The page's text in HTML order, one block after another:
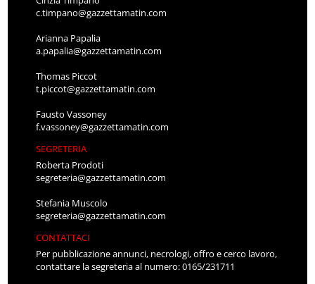
c.timpano@gazzettamatin.com
Arianna Papalia
a.papalia@gazzettamatin.com
Thomas Piccot
t.piccot@gazzettamatin.com
Fausto Vassoney
f.vassoney@gazzettamatin.com
SEGRETERIA
Roberta Prodoti
segreteria@gazzettamatin.com
Stefania Muscolo
segreteria@gazzettamatin.com
CONTATTACI
Per pubblicazione annunci, necrologi, offro e cerco lavoro,
contattare la segreteria al numero: 0165/231711